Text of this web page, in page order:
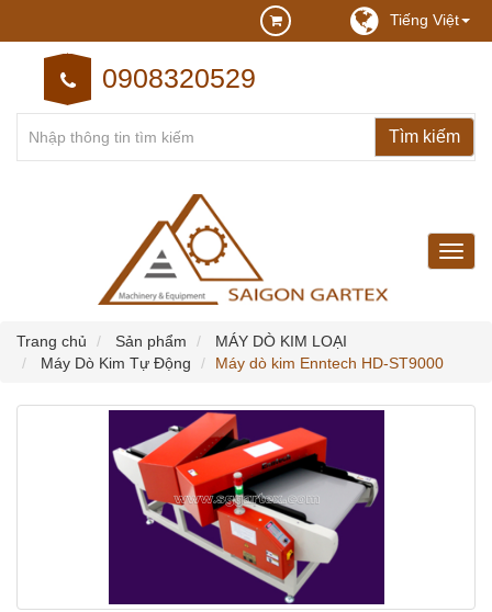
Tiếng Việt
0908320529
may
may
Trang chủ
Sản phẩm
MÁY DÒ KIM LOẠI
Máy Dò Kim Tự Động
Máy dò kim Enntech HD-ST9000